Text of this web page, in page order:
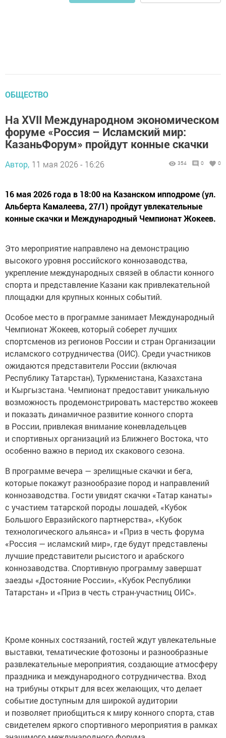
ОБЩЕСТВО
На XVII Международном экономическом
форуме «Россия – Исламский мир:
КазаньФорум» пройдут конные скачки
Автор, 11 мая 2026 - 16:26 354 0 0
16 мая 2026 года в 18:00 на Казанском ипподроме (ул.
Альберта Камалеева, 27/1) пройдут увлекательные
конные скачки и Международный Чемпионат Жокеев.
Это мероприятие направлено на демонстрацию
высокого уровня российского коннозаводства,
укрепление международных связей в области конного
спорта и представление Казани как привлекательной
площадки для крупных конных событий.
Особое место в программе занимает Международный
Чемпионат Жокеев, который соберет лучших
спортсменов из регионов России и стран Организации
исламского сотрудничества (ОИС). Среди участников
ожидаются представители России (включая
Республику Татарстан), Туркменистана, Казахстана
и Кыргызстана. Чемпионат предоставит уникальную
возможность продемонстрировать мастерство жокеев
и показать динамичное развитие конного спорта
в России, привлекая внимание коневладельцев
и спортивных организаций из Ближнего Востока, что
особенно важно в период их скакового сезона.
В программе вечера — зрелищные скачки и бега,
которые покажут разнообразие пород и направлений
коннозаводства. Гости увидят скачки «Татар канаты»
с участием татарской породы лошадей, «Кубок
Большого Евразийского партнерства», «Кубок
технологического альянса» и «Приз в честь форума
«Россия — исламский мир», где будут представлены
лучшие представители рысистого и арабского
коннозаводства. Спортивную программу завершат
заезды «Достояние России», «Кубок Республики
Татарстан» и «Приз в честь стран-участниц ОИС».
Кроме конных состязаний, гостей ждут увлекательные
выставки, тематические фотозоны и разнообразные
развлекательные мероприятия, создающие атмосферу
праздника и международного сотрудничества. Вход
на трибуны открыт для всех желающих, что делает
событие доступным для широкой аудитории
и позволяет приобщиться к миру конного спорта, став
свидетелем яркого спортивного мероприятия в рамках